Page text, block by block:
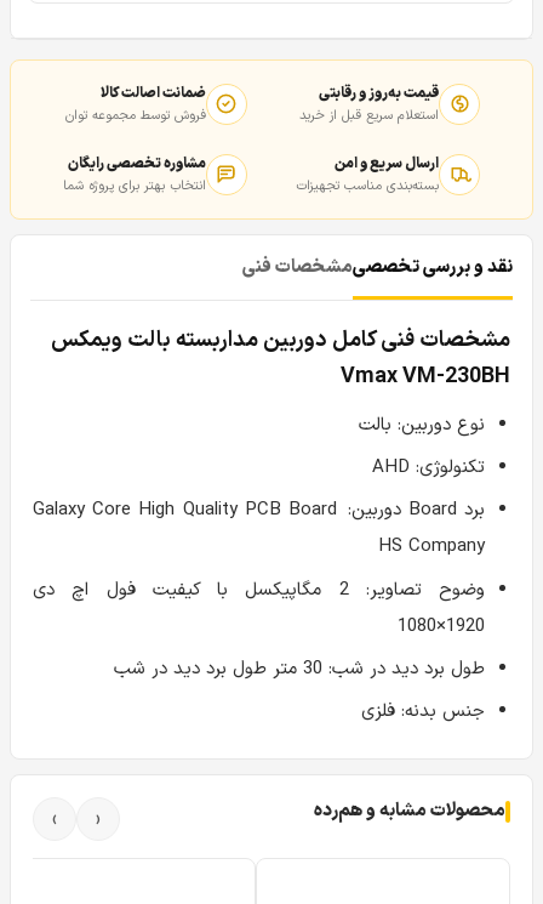
قیمت به‌روز و رقابتی
استعلام سریع قبل از خرید
ضمانت اصالت کالا
فروش توسط مجموعه توان
ارسال سریع و امن
بسته‌بندی مناسب تجهیزات
مشاوره تخصصی رایگان
انتخاب بهتر برای پروژه شما
نقد و بررسی تخصصیمشخصات فنی
مشخصات فنی کامل دوربین مداربسته بالت ویمکس
Vmax VM-230BH
نوع دوربین: بالت
تکنولوژی: AHD
برد Board دوربین:
Galaxy Core High Quality PCB Board
HS Company
وضوح تصاویر: 2 مگاپیکسل با کیفیت فول اچ دی
1920×1080
طول برد دید در شب: 30 متر طول برد دید در شب
جنس بدنه: فلزی
محصولات مشابه و هم‌رده ‹
›